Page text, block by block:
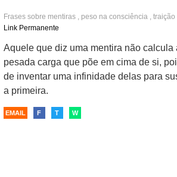
Frases sobre mentiras, peso na consciência, traição
dissimulação,convivência
Link Permanente
Aquele que diz uma mentira não calcula
pesada carga que põe em cima de si,
de inventar uma infinidade delas para
a primeira.
EMAIL F T W